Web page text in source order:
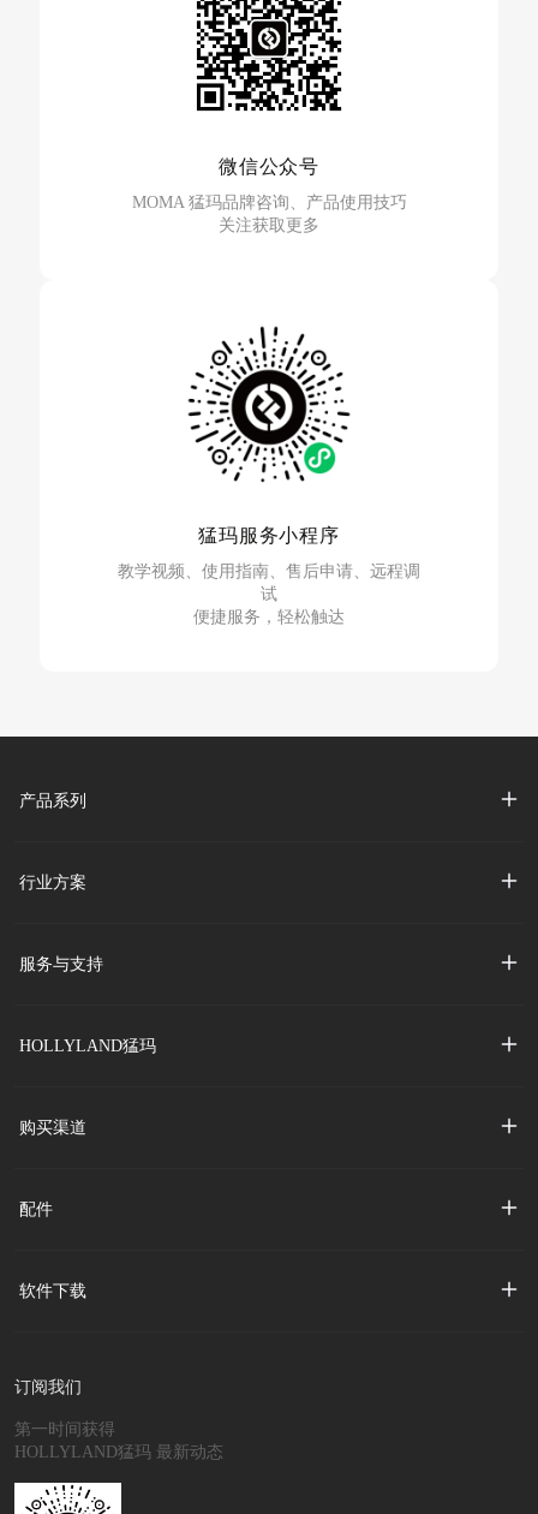
微信公众号
MOMA 猛玛品牌咨询、产品使用技巧
关注获取更多
猛玛服务小程序
教学视频、使用指南、售后申请、远程调
试
便捷服务，轻松触达
产品系列
行业方案
服务与支持
HOLLYLAND猛玛
购买渠道
配件
软件下载
订阅我们
第一时间获得
HOLLYLAND猛玛 最新动态